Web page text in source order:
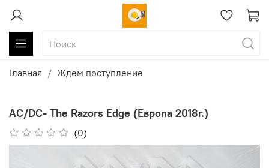
Главная Ждем поступление
AC/DC- The Razors Edge (Европа 2018г.)
(0)